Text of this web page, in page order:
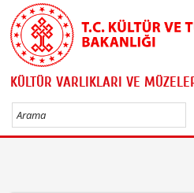
KÜLTÜR VARLIKLARI VE